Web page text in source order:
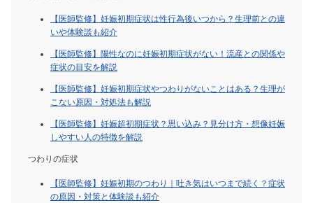
【医師監修】妊娠初期症状は性行為後いつから？生理前との違
いや体験談も紹介
【医師監修】陽性なのに妊娠初期症状がない！流産との関係や
症状の目安を解説
【医師監修】妊娠初期症状やつわりがないことはある？生理が
こない原因・対処法も解説
【医師監修】妊娠超初期症状？思い込み？見分け方・想像妊娠
しやすい人の特徴を解説
つわりの症状
【医師監修】妊娠初期のつわり｜吐き気はいつまで続く？症状
の原因・対策と体験談も紹介